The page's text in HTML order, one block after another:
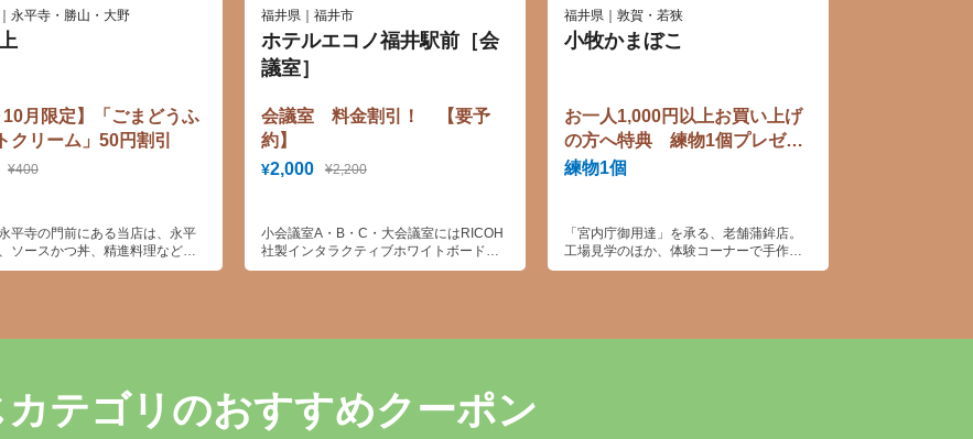
永平寺・勝山・大野
10月限定】「ごまどうふ
クリーム」50円割引
¥400
平寺の門前にある当店は、永平
ソースかつ丼、精進料理などを
いるお店であり、人気の「ゴマ
福井県｜福井市
ホテルエコノ福井駅前［会
議室］
会議室 料金割引！ 【要予
約】
¥2,000 ¥2,200
小会議室A・B・C・大会議室にはRICOH
社製インタラクティブホワイトボード
（電子黒板）を設置！！
福井県｜敦賀・若狭
小牧かまぼこ
お一人1,000円以上お買い上げ
の方へ特典 練物1個プレゼン
ト☆
練物1個
「宮内庁御用達」を承る、老舗蒲鉾店。
工場見学のほか、体験コーナーで手作り
体験もできます。
カテゴリのおすすめクーポン